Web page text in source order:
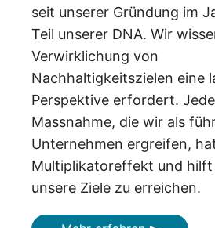
seit unserer Gründung im
Teil unserer DNA. Wir
Verwirklichung von
Nachhaltigkeitszielen eine
Perspektive erfordert. Jede
Massnahme, die wir als
Unternehmen ergreifen,
Multiplikatoreffekt und hilft
unsere Ziele zu erreichen.